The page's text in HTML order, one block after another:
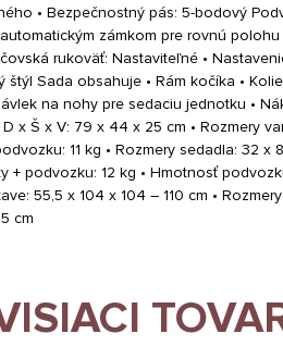
• Bezpečnostný pás: 5-bodový
zámkom pre rovnú
rukoväť: Nastaviteľné •
Sada obsahuje • Rám kočíka •
na nohy pre sedaciu jednotku •
x Š x V: 79 x 44 x 25 cm • Rozmery
11 kg • Rozmery sedadla: 32
podvozku: 12 kg • Hmotnosť
55,5 x 104 x 104 – 110 cm •
cm